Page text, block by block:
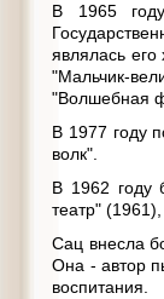
В 1965
являлась
"Волшебная
В 1977 году
волк".
В 1962 году
театр"
Сац внесла
Она - автор
воспитания.